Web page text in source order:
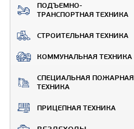
ПОДЪЕМНО-
ТРАНСПОРТНАЯ ТЕХНИКА
СТРОИТЕЛЬНАЯ ТЕХНИКА
КОММУНАЛЬНАЯ ТЕХНИКА
СПЕЦИАЛЬНАЯ ПОЖАРНАЯ
ТЕХНИКА
ПРИЦЕПНАЯ ТЕХНИКА